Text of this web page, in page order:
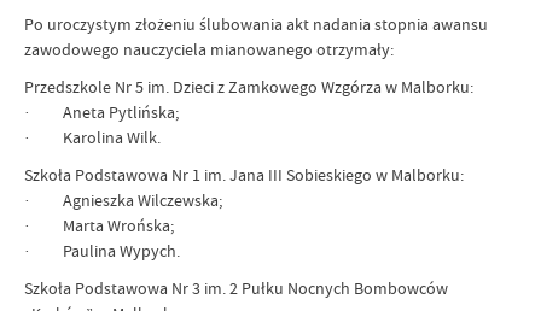
Po uroczystym złożeniu ślubowania akt nadania stopnia awansu
zawodowego nauczyciela mianowanego otrzymały:
Przedszkole Nr 5 im. Dzieci z Zamkowego Wzgórza w Malborku:
· Aneta Pytlińska;
· Karolina Wilk.
Szkoła Podstawowa Nr 1 im. Jana III Sobieskiego w Malborku:
· Agnieszka Wilczewska;
· Marta Wrońska;
· Paulina Wypych.
Szkoła Podstawowa Nr 3 im. 2 Pułku Nocnych Bombowców